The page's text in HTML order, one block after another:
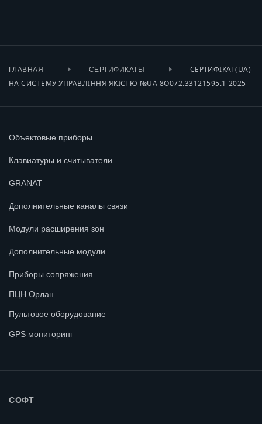
ГЛАВНАЯ СЕРТИФИКАТЫ
СЕРТИФІКАТ(UA)
НА СИСТЕМУ УПРАВЛІННЯ ЯКІСТЮ №UA 8О072.33121595.1-2025
Объектовые приборы
Клавиатуры и считыватели
GRANAT
Дополнительные каналы связи
Модули расширения зон
Дополнительные модули
Приборы сопряжения
ПЦН Орлан
Пультовое оборудование
GPS мониторинг
СОФТ